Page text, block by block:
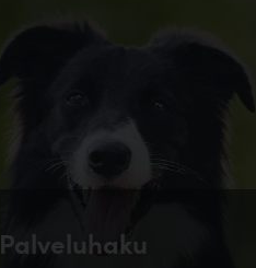
Palveluhaku